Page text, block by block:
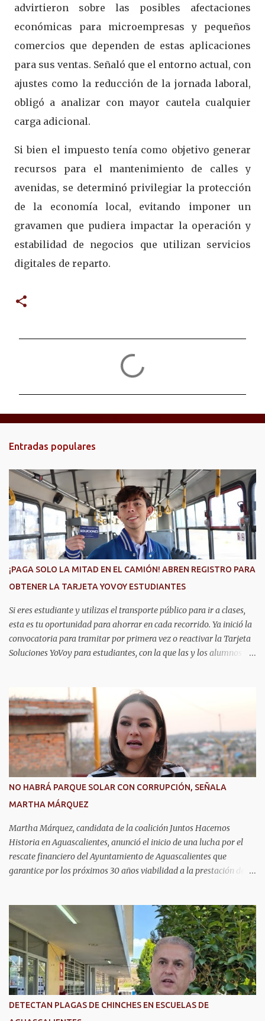
advirtieron sobre las posibles afectaciones
económicas para microempresas y pequeños
comercios que dependen de estas aplicaciones
para sus ventas. Señaló que el entorno actual, con
ajustes como la reducción de la jornada laboral,
obligó a analizar con mayor cautela cualquier
carga adicional.
Si bien el impuesto tenía como objetivo generar
recursos para el mantenimiento de calles y
avenidas, se determinó privilegiar la protección
de la economía local, evitando imponer un
gravamen que pudiera impactar la operación y
estabilidad de negocios que utilizan servicios
digitales de reparto.
n
t
r
i
o
s
Entradas populares
¡PAGA SOLO LA MITAD EN EL CAMIÓN! ABREN REGISTRO PARA
OBTENER LA TARJETA YOVOY ESTUDIANTES
Si eres estudiante y utilizas el transporte público para ir a clases,
esta es tu oportunidad para ahorrar en cada recorrido. Ya inició la
convocatoria para tramitar por primera vez o reactivar la Tarjeta
Soluciones YoVoy para estudiantes, con la que las y los alumnos
secundaria, bachillerato y universidad en Aguascalientes, quienes
pueden utilizar este descuento durante todo el año, lo cual
representa un importante apoyo para la economía de las familias.
La convocatoria permanecerá abierta durante los meses de agosto,
septiembre y octubre. El trámite se realiza de manera presencial
en las oficinas de la Agencia de Movilidad del Estado de
Aguascalientes (Amovea), ubicadas en el Complejo Tres Centurias,
de lunes a viernes, en un horario de 8:00 a 15:00 horas. Para
realizar el trámite por primera vez se debe presentar acta de
nacimiento, CURP, identificación oficial...
NO HABRÁ PARQUE SOLAR CON CORRUPCIÓN, SEÑALA
MARTHA MÁRQUEZ
Martha Márquez, candidata de la coalición Juntos Hacemos
Historia en Aguascalientes, anunció el inicio de una lucha por el
rescate financiero del Ayuntamiento de Aguascalientes que
garantice por los próximos 30 años viabilidad a la prestación de
necesarias para la cancelación del proyecto de parque solar, como
se anunció en Baja California días atrás con la misma empresa que
se tiene el convenio en Aguascalientes. La candidata del Partido del
Trabajo y Partido Verde manifestó que analizará las estrategias
legales para frenar el endeudamiento con los recursos del
municipio. Advirtió que en caso de ser necesario acudirá con el
presidente de la república Andrés Manuel López Obrador, así como
DETECTAN PLAGAS DE CHINCHES EN ESCUELAS DE